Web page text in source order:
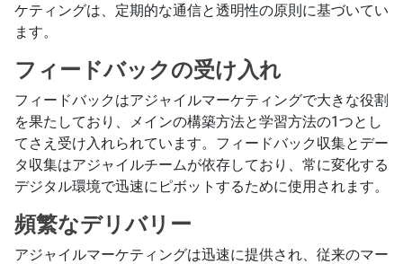
ケティングは、定期的な通信と透明性の原則に基づいてい
ます。
フィードバックの受け入れ
フィードバックはアジャイルマーケティングで大きな役割
を果たしており、メインの構築方法と学習方法の1つとし
てさえ受け入れられています。フィードバック収集とデー
タ収集はアジャイルチームが依存しており、常に変化する
デジタル環境で迅速にピボットするために使用されます。
頻繁なデリバリー
アジャイルマーケティングは迅速に提供され、従来のマー